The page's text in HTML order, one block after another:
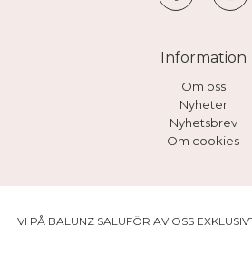
Information
Om oss
Nyheter
Nyhetsbrev
Om cookies
VI PÅ BALUNZ SALUFÖR AV OSS